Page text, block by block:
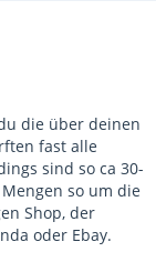
die über deinen
fast alle
sind so ca 30-
so um die
Shop, der
oder Ebay.